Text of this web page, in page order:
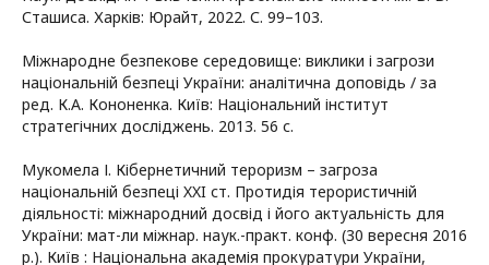
Сташиса. Харків: Юрайт, 2022. С. 99–103.
Міжнародне безпекове середовище: виклики і загрози
національній безпеці України: аналітична доповідь / за
ред. К.А. Кононенка. Київ: Національний інститут
стратегічних досліджень. 2013. 56 с.
Мукомела І. Кібернетичний тероризм – загроза
національній безпеці XXI ст. Протидія терористичній
діяльності: міжнародний досвід і його актуальність для
України: мат-ли міжнар. наук.-практ. конф. (30 вересня 2016
р.). Київ : Національна академія прокуратури України,